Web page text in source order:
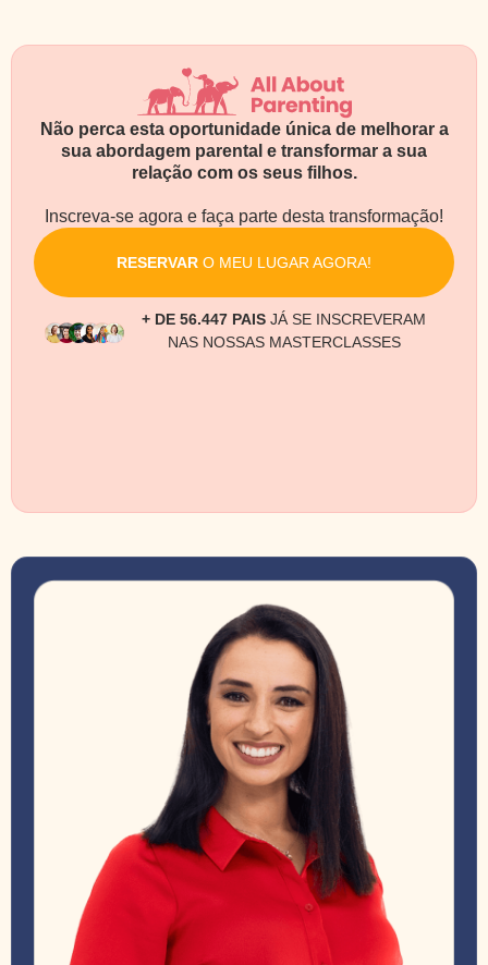
Não perca esta oportunidade única de melhorar a
sua abordagem parental e transformar a sua
relação com os seus filhos.
Inscreva-se agora e faça parte desta transformação!
RESERVAR O MEU LUGAR AGORA!
+ DE 56.447 PAIS JÁ SE INSCREVERAM
NAS NOSSAS MASTERCLASSES